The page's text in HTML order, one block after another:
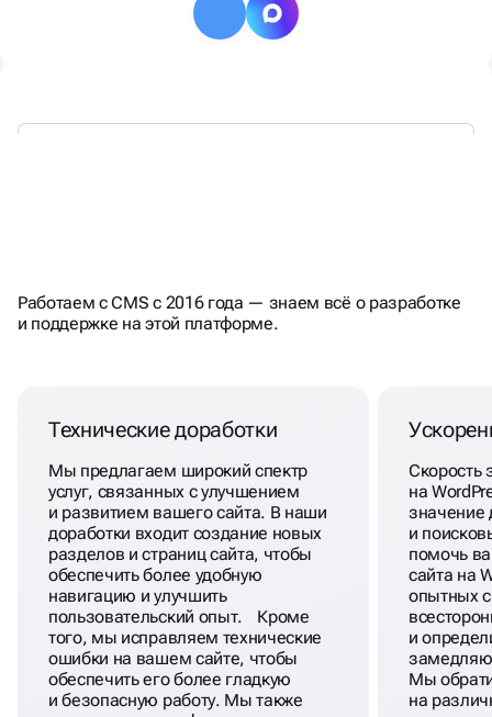
ПРИ РАЗРАБОТКЕ САЙТА
НАВОРДПРЕСС
Работаем с CMS с 2016 года — знаем всё о разработке
и поддержке на этой платформе.
Технические доработки
Мы предлагаем широкий спектр
услуг, связанных с улучшением
и развитием вашего сайта. В наши
доработки входит создание новых
разделов и страниц сайта, чтобы
обеспечить более удобную
навигацию и улучшить
пользовательский опыт. Кроме
того, мы исправляем технические
ошибки на вашем сайте, чтобы
обеспечить его более гладкую
и безопасную работу. Мы также
Скорость
на
значение
и
помочь
сайта на
опытных
и
Мы
на